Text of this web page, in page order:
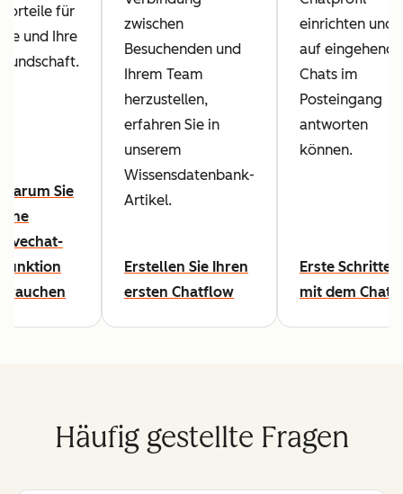
Vorteile für
Sie und Ihre
Kundschaft.
Warum Sie
eine
Livechat-
Funktion
brauchen
zwischen
Besuchenden und
Ihrem Team
herzustellen,
erfahren Sie in
unserem
Wissensdatenbank-
Artikel.
Erstellen Sie Ihren
ersten Chatflow
einrichten und
auf eingehende
Chats im
Posteingang
antworten
können.
Erste Schritte
mit dem Chat
Häufig gestellte Fragen